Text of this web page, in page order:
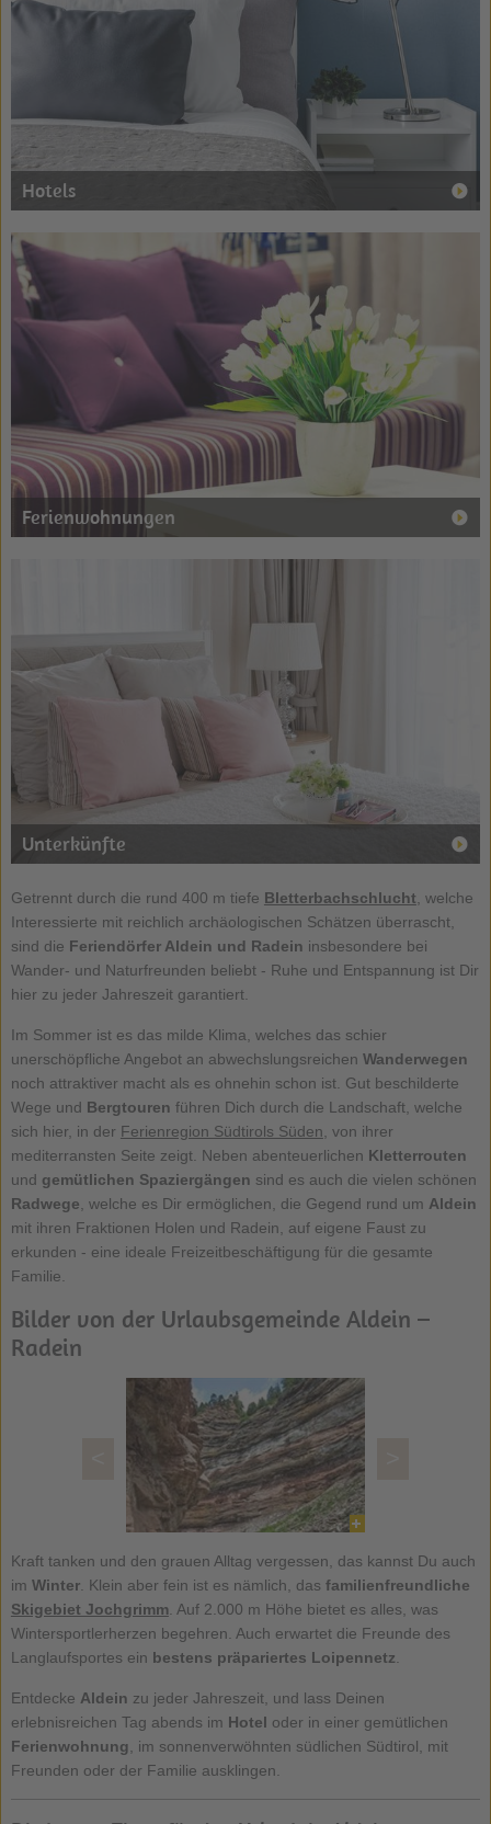
Hotels
Ferienwohnungen
Unterkünfte
Getrennt durch die rund 400 m tiefe Bletterbachschlucht, welche
Interessierte mit reichlich archäologischen Schätzen überrascht,
sind die Feriendörfer Aldein und Radein insbesondere bei
Wander- und Naturfreunden beliebt - Ruhe und Entspannung ist Dir
hier zu jeder Jahreszeit garantiert.
Im Sommer ist es das milde Klima, welches das schier
unerschöpfliche Angebot an abwechslungsreichen Wanderwegen
noch attraktiver macht als es ohnehin schon ist. Gut beschilderte
Wege und Bergtouren führen Dich durch die Landschaft, welche
sich hier, in der Ferienregion Südtirols Süden, von ihrer
mediterransten Seite zeigt. Neben abenteuerlichen Kletterrouten
und gemütlichen Spaziergängen sind es auch die vielen schönen
Radwege, welche es Dir ermöglichen, die Gegend rund um Aldein
mit ihren Fraktionen Holen und Radein, auf eigene Faust zu
erkunden - eine ideale Freizeitbeschäftigung für die gesamte
Familie.
Bilder von der Urlaubsgemeinde Aldein –
Radein
Kraft tanken und den grauen Alltag vergessen, das kannst Du auch
im Winter. Klein aber fein ist es nämlich, das familienfreundliche
Skigebiet Jochgrimm. Auf 2.000 m Höhe bietet es alles, was
Wintersportlerherzen begehren. Auch erwartet die Freunde des
Langlaufsportes ein bestens präpariertes Loipennetz.
Entdecke Aldein zu jeder Jahreszeit, und lass Deinen
erlebnisreichen Tag abends im Hotel oder in einer gemütlichen
Ferienwohnung, im sonnenverwöhnten südlichen Südtirol, mit
Freunden oder der Familie ausklingen.